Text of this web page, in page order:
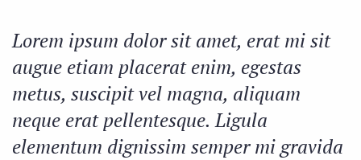
Lorem ipsum dolor sit amet, erat mi sit
augue etiam placerat enim, egestas
metus, suscipit vel magna, aliquam
neque erat pellentesque. Ligula
elementum dignissim semper mi gravida